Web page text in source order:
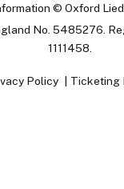
© Oxford
No. 5485276.
1111458.
Policy Ticketing